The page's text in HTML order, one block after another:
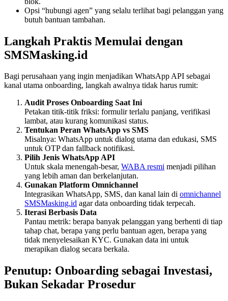
Opsi “hubungi agen” yang selalu terlihat bagi pelanggan yang
butuh bantuan tambahan.
Langkah Praktis Memulai dengan
SMSMasking.id
Bagi perusahaan yang ingin menjadikan WhatsApp API sebagai
kanal utama onboarding, langkah awalnya tidak harus rumit:
Audit Proses Onboarding Saat Ini
Petakan titik-titik friksi: formulir terlalu panjang, verifikasi
lambat, atau kurang komunikasi status.
Tentukan Peran WhatsApp vs SMS
Misalnya: WhatsApp untuk dialog utama dan edukasi, SMS
untuk OTP dan fallback notifikasi.
Pilih Jenis WhatsApp API
Untuk skala menengah-besar, WABA resmi menjadi pilihan
yang lebih aman dan berkelanjutan.
Gunakan Platform Omnichannel
Integrasikan WhatsApp, SMS, dan kanal lain di omnichannel
SMSMasking.id agar data onboarding tidak terpecah.
Iterasi Berbasis Data
Pantau metrik: berapa banyak pelanggan yang berhenti di tiap
tahap chat, berapa yang perlu bantuan agen, berapa yang
tidak menyelesaikan KYC. Gunakan data ini untuk
merapikan dialog secara berkala.
Penutup: Onboarding sebagai Investasi,
Bukan Sekadar Prosedur